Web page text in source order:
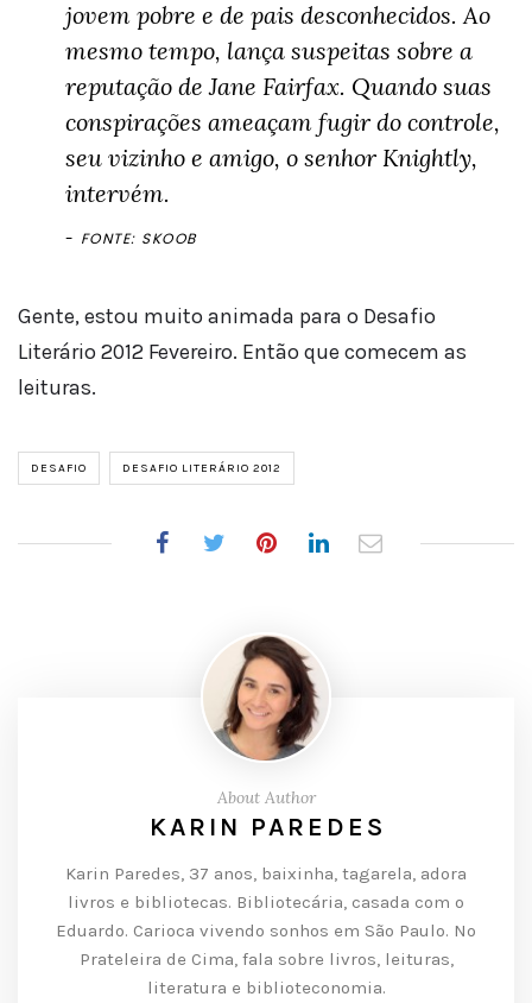
jovem pobre e de pais desconhecidos. Ao
mesmo tempo, lança suspeitas sobre a
reputação de Jane Fairfax. Quando suas
conspirações ameaçam fugir do controle,
seu vizinho e amigo, o senhor Knightly,
intervém.
FONTE: SKOOB
Gente, estou muito animada para o Desafio
Literário 2012 Fevereiro. Então que comecem as
leituras.
DESAFIO DESAFIO LITERÁRIO 2012
About Author
KARIN PAREDES
Karin Paredes, 37 anos, baixinha, tagarela, adora
livros e bibliotecas. Bibliotecária, casada com o
Eduardo. Carioca vivendo sonhos em São Paulo. No
Prateleira de Cima, fala sobre livros, leituras,
literatura e biblioteconomia.